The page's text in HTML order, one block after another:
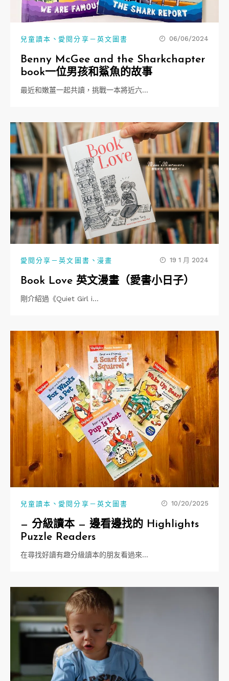
兒童讀本 、 愛閱分享－英文圖書 06/06/2024
Benny McGee and the Sharkchapter
book一位男孩和鯊魚的故事
最近和嫩薑一起共讀，挑戰一本將近六…
愛閱分享－英文圖書 、 漫畫 19 1 月 2024
Book Love 英文漫畫（愛書小日子）
剛介紹過《Quiet Girl i…
兒童讀本 、 愛閱分享－英文圖書 10/20/2025
— 分級讀本 — 邊看邊找的 Highlights
Puzzle Readers
在尋找好讀有趣分級讀本的朋友看過來…